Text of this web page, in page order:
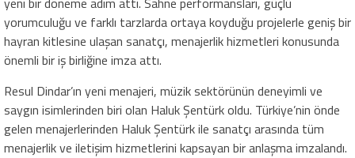
yorumculuğu ve farklı tarzlarda ortaya koyduğu projelerle geniş bir
hayran kitlesine ulaşan sanatçı, menajerlik hizmetleri konusunda
önemli bir iş birliğine imza attı.
Resul Dindar’ın yeni menajeri, müzik sektörünün deneyimli ve
saygın isimlerinden biri olan Haluk Şentürk oldu. Türkiye’nin önde
gelen menajerlerinden Haluk Şentürk ile sanatçı arasında tüm
menajerlik ve iletişim hizmetlerini kapsayan bir anlaşma imzalandı.